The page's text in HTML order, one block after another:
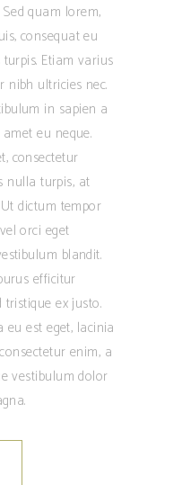
quam lorem,
consequat eu
Etiam varius
nibh ultricies nec.
in sapien a
eu neque.
consectetur
nulla turpis, at
dictum tempor
orci eget
blandit.
efficitur
ex justo.
est eget, lacinia
enim, a
vestibulum dolor